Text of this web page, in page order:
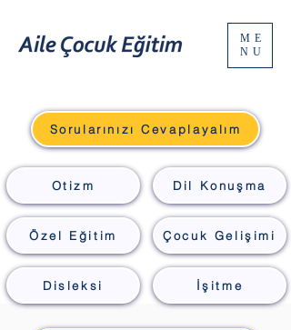
ME
NU
Sorularınızı Cevaplayalım
Dil Konuşma
Özel Eğitim
Disleksi İşitme
Çocuk Gelişimi
Otizm